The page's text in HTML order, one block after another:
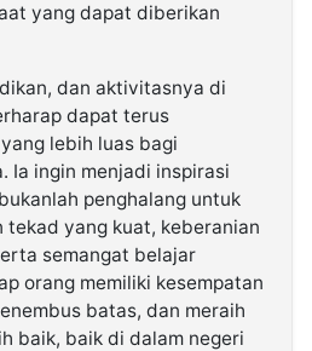
yang dapat diberikan
dan aktivitasnya di
dapat terus
lebih luas bagi
Ia ingin menjadi inspirasi
penghalang untuk
tekad yang kuat, keberanian
semangat belajar
orang memiliki kesempatan
batas, dan meraih
baik, baik di dalam negeri